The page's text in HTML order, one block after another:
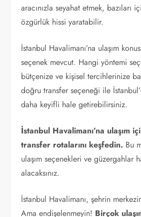
aracınızla seyahat etmek, bazıları
özgürlük hissi yaratabilir.
İstanbul Havalimanı’na ulaşım
seçenek mevcut. Hangi yöntemi
bütçenize ve kişisel tercihlerinize
doğru transfer seçeneği ile
daha keyifli hale getirebilirsiniz.
İstanbul Havalimanı’na ulaşım
transfer rotalarını keşfedin. Bu
ulaşım seçenekleri ve güzergahlar
alacaksınız.
İstanbul Havalimanı, şehrin
Ama endişelenmeyin! Birçok